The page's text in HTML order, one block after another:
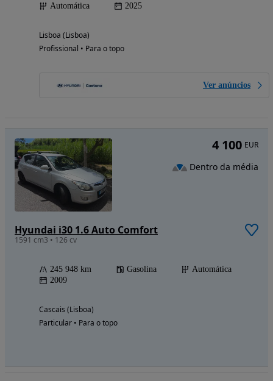
Automática
2025
Lisboa (Lisboa)
Profissional • Para o topo
Ver anúncios
Hyundai i30 1.6 Auto Comfort
1591 cm3 • 126 cv
245 948 km Gasolina
Automática
2009
Cascais (Lisboa)
Particular • Para o topo
4 100 EUR
Dentro da média